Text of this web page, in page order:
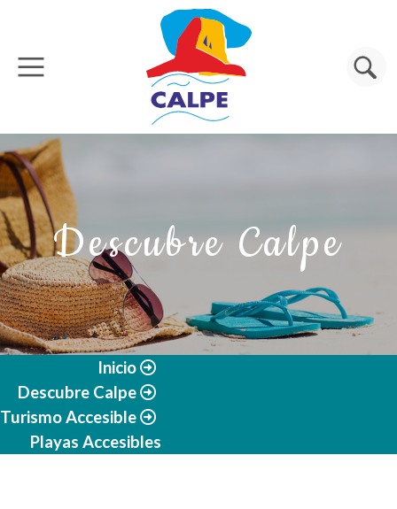
Pasar al contenido principal
Buscar
Descubre Calpe
Inicio
Descubre Calpe
Turismo Accesible
Playas Accesibles